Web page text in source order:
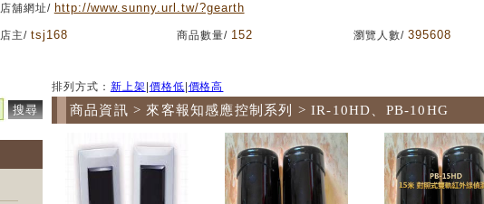
店舖網址/ http://www.sunny.url.tw/?gearth
店主/ tsj168 商品數量/ 152 瀏覽人數/ 395608
搜尋
排列方式： 新上架 價格低 價格高
商品資訊 > 來客報知感應控制系列 > IR-10HD、PB-10HG